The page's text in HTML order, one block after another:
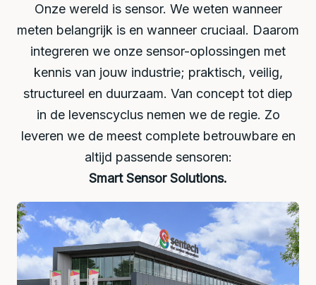
Onze wereld is sensor. We weten wanneer
meten belangrijk is en wanneer cruciaal. Daarom
integreren we onze sensor-oplossingen met
kennis van jouw industrie; praktisch, veilig,
structureel en duurzaam. Van concept tot diep
in de levenscyclus nemen we de regie. Zo
leveren we de meest complete betrouwbare en
altijd passende sensoren:
Smart Sensor Solutions.